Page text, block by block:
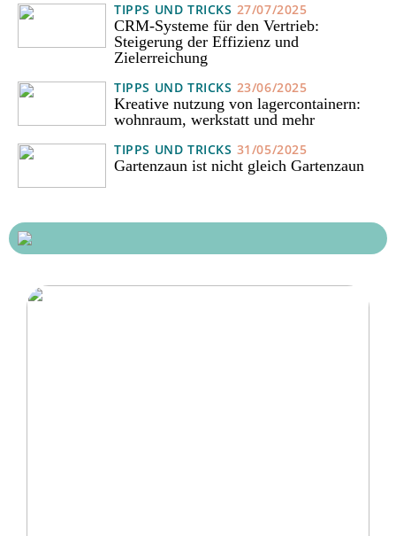
TIPPS UND TRICKS 27/07/2025
CRM-Systeme für den Vertrieb:
Steigerung der Effizienz und
Zielerreichung
TIPPS UND TRICKS 23/06/2025
Kreative nutzung von lagercontainern:
wohnraum, werkstatt und mehr
TIPPS UND TRICKS 31/05/2025
Gartenzaun ist nicht gleich Gartenzaun